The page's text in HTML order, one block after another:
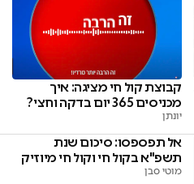
קבוצת קול חי מציגה: איך
מכניסים 365 יום בדקה וחצי?
יונתן
אל תפספסו: סיכום שנת
תשפ"א בקול חי וקול חי מיוזיק
מוטי סבן